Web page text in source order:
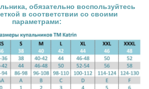
обязательно воспользуйтесь
в соответствии со своими
параметрами: